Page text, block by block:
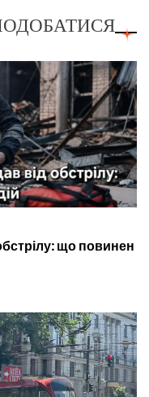
що повинен